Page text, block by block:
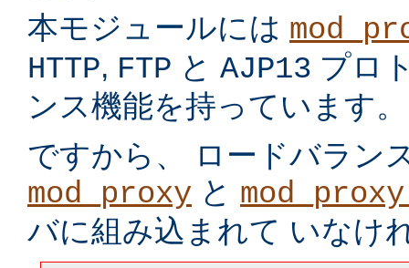
本モジュールには
HTTP, FTP と AJP13 プロ
ンス機能を持っています。
ですから、 ロードバラン
mod_proxy と
バに組み込まれて いなけ